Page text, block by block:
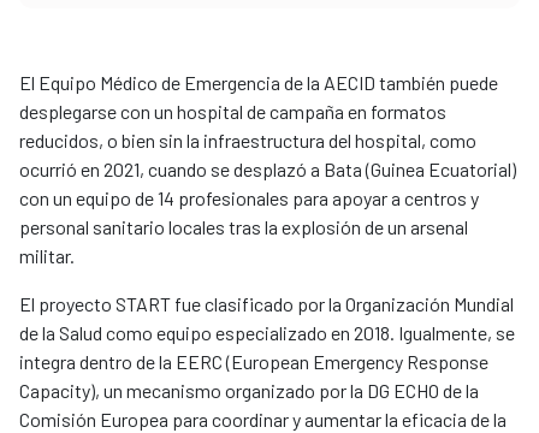
El Equipo Médico de Emergencia de la AECID también puede
desplegarse con un hospital de campaña en formatos
reducidos, o bien sin la infraestructura del hospital, como
ocurrió en 2021, cuando se desplazó a Bata (Guinea Ecuatorial)
con un equipo de 14 profesionales para apoyar a centros y
personal sanitario locales tras la explosión de un arsenal
militar.
El proyecto START fue clasificado por la Organización Mundial
de la Salud como equipo especializado en 2018. Igualmente, se
integra dentro de la EERC (European Emergency Response
Capacity), un mecanismo organizado por la DG ECHO de la
Comisión Europea para coordinar y aumentar la eficacia de la